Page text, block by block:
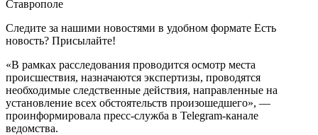
Следите за нашими новостями в удобном формате Есть
новость? Присылайте!
«В рамках расследования проводится осмотр места
происшествия, назначаются экспертизы, проводятся
необходимые следственные действия, направленные на
установление всех обстоятельств произошедшего», —
проинформировала пресс-служба в Telegram-канале
ведомства.